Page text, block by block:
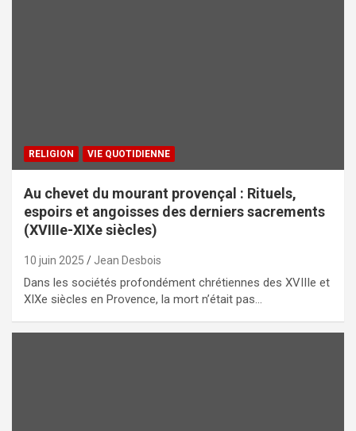
RELIGION VIE QUOTIDIENNE
Au chevet du mourant provençal : Rituels,
espoirs et angoisses des derniers sacrements
(XVIIIe-XIXe siècles)
10 juin 2025 Jean Desbois
Dans les sociétés profondément chrétiennes des XVIIIe et
XIXe siècles en Provence, la mort n’était pas…